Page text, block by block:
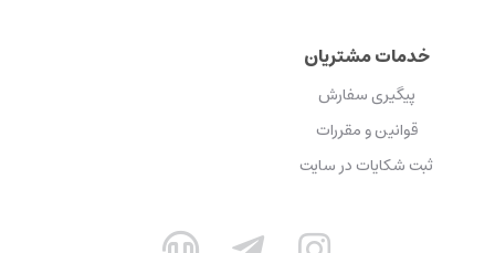
خدمات مشتریان
پیگیری سفارش
قوانین و مقررات
ثبت شکایات در سایت